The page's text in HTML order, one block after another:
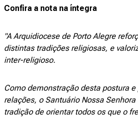
Confira a nota na íntegra
"A Arquidiocese de Porto Alegre
distintas tradições religiosas, e
inter-religioso.
Como demonstração desta postura
relações, o Santuário Nossa
tradição de orientar todos os que o